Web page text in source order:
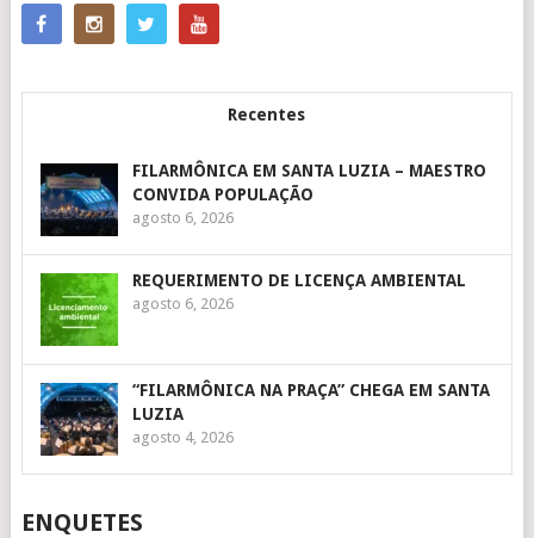
Recentes
FILARMÔNICA EM SANTA LUZIA – MAESTRO
CONVIDA POPULAÇÃO
agosto 6, 2026
REQUERIMENTO DE LICENÇA AMBIENTAL
agosto 6, 2026
“FILARMÔNICA NA PRAÇA” CHEGA EM SANTA
LUZIA
agosto 4, 2026
ENQUETES